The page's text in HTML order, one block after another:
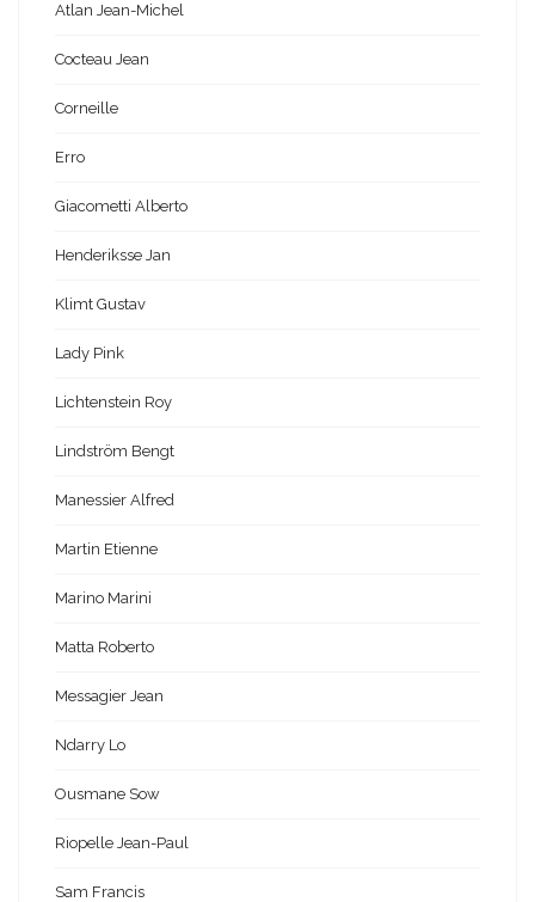
Atlan Jean-Michel
Cocteau Jean
Corneille
Erro
Giacometti Alberto
Henderiksse Jan
Klimt Gustav
Lady Pink
Lichtenstein Roy
Lindström Bengt
Manessier Alfred
Martin Etienne
Marino Marini
Matta Roberto
Messagier Jean
Ndarry Lo
Ousmane Sow
Riopelle Jean-Paul
Sam Francis